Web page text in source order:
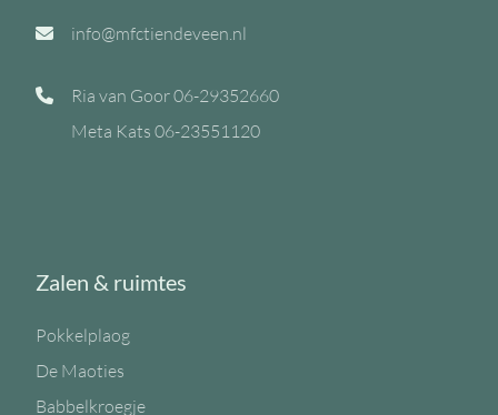
info@mfctiendeveen.nl
Ria van Goor06-29352660
Meta Kats 06-23551120
Zalen & ruimtes
Pokkelplaog
De Maoties
Babbelkroegje